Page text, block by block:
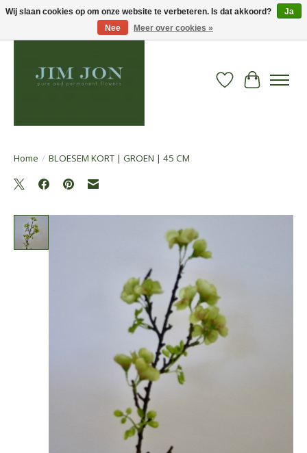
Verlanglijst
Home / BLOESEM KORT | GROEN | 45 CM
Wij slaan cookies op om onze website te verbeteren. Is dat akkoord?
Ja
Nee
Meer over cookies »